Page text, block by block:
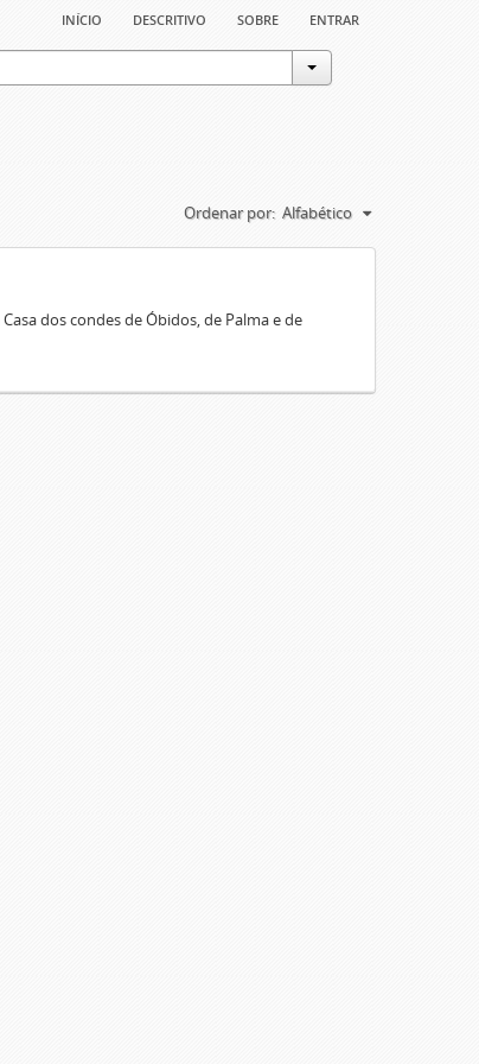
início descritivo sobre entrar
Ordenar por: Alfabético
dos condes de Óbidos, de Palma e de